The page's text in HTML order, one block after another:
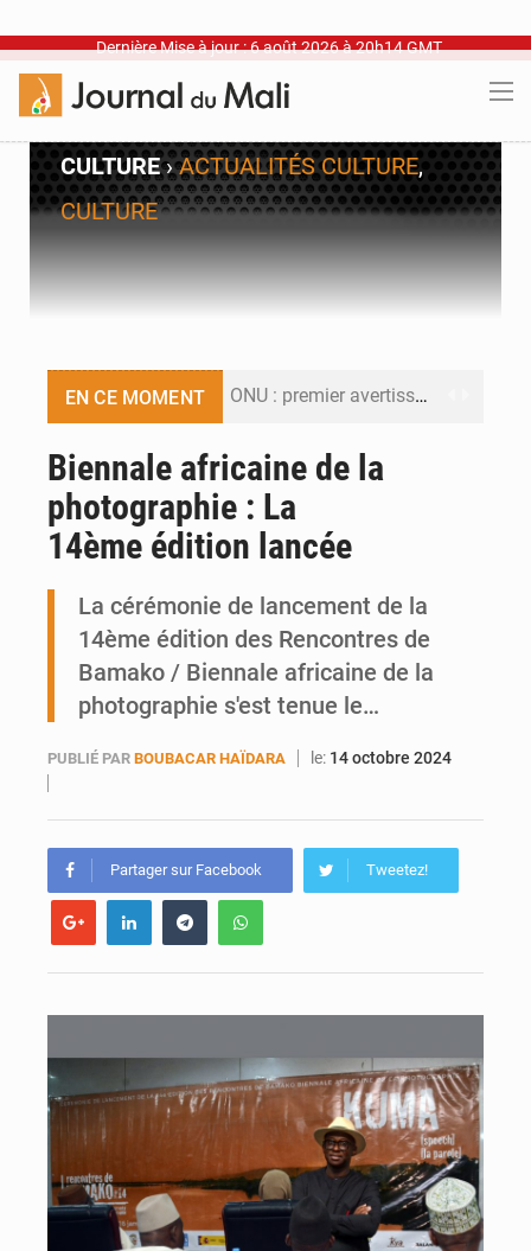
Dernière Mise à jour : 6 août 2026 à 20h14 GMT
CULTURE›ACTUALITÉS CULTURE,
CULTURE
EN CE MOMENT ONU : premier avertissement pour Macky Sall
Enclavement : Les fragiles routes du Mali vers la mer
Biennale africaine de la
photographie : La
14ème édition lancée
La cérémonie de lancement de la
14ème édition des Rencontres de
Bamako / Biennale africaine de la
photographie s'est tenue le…
PUBLIÉ PAR BOUBACAR HAÏDARA le: 14 octobre 2024
Partager sur Facebook Tweetez!